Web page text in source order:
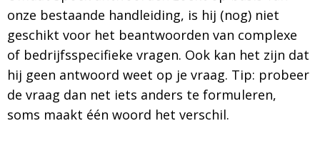
onze bestaande handleiding, is hij (nog) niet
geschikt voor het beantwoorden van complexe
of bedrijfsspecifieke vragen. Ook kan het zijn dat
hij geen antwoord weet op je vraag. Tip: probeer
de vraag dan net iets anders te formuleren,
soms maakt één woord het verschil.